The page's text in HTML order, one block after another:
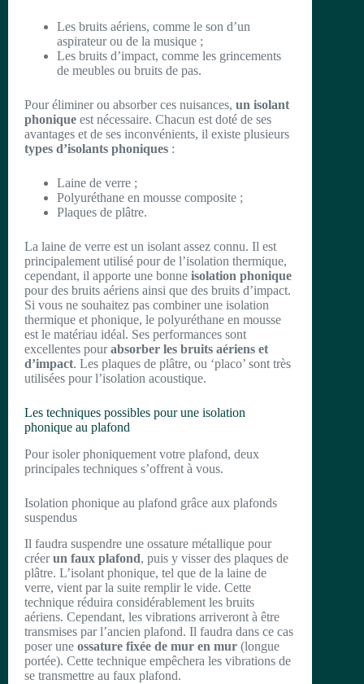
Les bruits aériens, comme le son d’un
aspirateur ou de la musique ;
Les bruits d’impact, comme les grincements
de meubles ou bruits de pas.
Pour éliminer ou absorber ces nuisances, un isolant
phonique est nécessaire. Chacun est doté de ses
avantages et de ses inconvénients, il existe plusieurs
types d’isolants phoniques :
Laine de verre ;
Polyuréthane en mousse composite ;
Plaques de plâtre.
La laine de verre est un isolant assez connu. Il est
principalement utilisé pour de l’isolation thermique,
cependant, il apporte une bonne isolation phonique
pour des bruits aériens ainsi que des bruits d’impact.
Si vous ne souhaitez pas combiner une isolation
thermique et phonique, le polyuréthane en mousse
est le matériau idéal. Ses performances sont
excellentes pourabsorber les bruits aériens et
d’impact. Les plaques de plâtre, ou ‘placo’ sont très
utilisées pour l’isolation acoustique.
Les techniques possibles pour une isolation
phonique au plafond
Pour isoler phoniquement votre plafond, deux
principales techniques s’offrent à vous.
Isolation phonique au plafond grâce aux plafonds
suspendus
Il faudra suspendre une ossature métallique pour
créerun faux plafond, puis y visser des plaques de
plâtre. L’isolant phonique, tel que de la laine de
verre, vient par la suite remplir le vide. Cette
technique réduira considérablement les bruits
aériens. Cependant, les vibrations arriveront à être
transmises par l’ancien plafond. Il faudra dans ce cas
poser une ossature fixée de mur en mur (longue
portée). Cette technique empêchera les vibrations de
se transmettre au faux plafond.